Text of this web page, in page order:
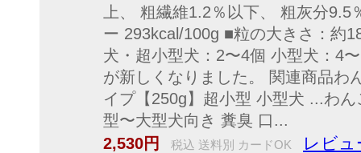
上、 粗繊維1.2％以下、 粗灰分
ー 293kcal/100g ■粒の大きさ：約
犬・超小型犬：2〜4個 小型犬：4
が新しくなりました。 関連商品わ
イプ【250g】超小型 小型犬 ...わ
型〜大型犬向き 糞臭 口...
2,530円
税込 送料別 カードOK
レビュ